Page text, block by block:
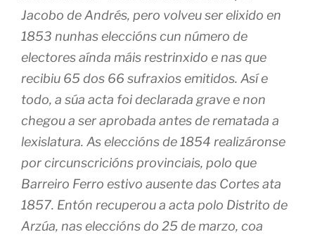
Jacobo de Andrés, pero volveu ser elixido en
1853 nunhas eleccións cun número de
electores aínda máis restrinxido e nas que
recibiu 65 dos 66 sufraxios emitidos. Así e
todo, a súa acta foi declarada grave e non
chegou a ser aprobada antes de rematada a
lexislatura. As eleccións de 1854 realizáronse
por circunscricións provinciais, polo que
Barreiro Ferro estivo ausente das Cortes ata
1857. Entón recuperou a acta polo Distrito de
Arzúa, nas eleccións do 25 de marzo, coa